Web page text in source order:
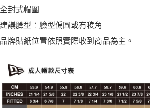
全封式帽圍
建議臉型：臉型偏圓或有稜角
品牌貼紙位置依照實際收到商品為主。